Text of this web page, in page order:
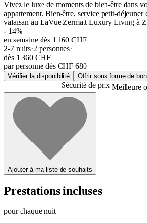
Vivez le luxe de moments de bien-être dans
appartement. Bien-être, service petit-déjeuner
valaisan au LaVue Zermatt Luxury Living à
- 14%
en semaine dès 1 160 CHF
2-7 nuits·2 personnes·
dès 1 360 CHF
par personne dès CHF 680
Vérifier la disponibilité Offrir sous forme de
Sécurité de prix Meilleure
Ajouter à ma liste de souhaits
Prestations incluses
pour chaque nuit